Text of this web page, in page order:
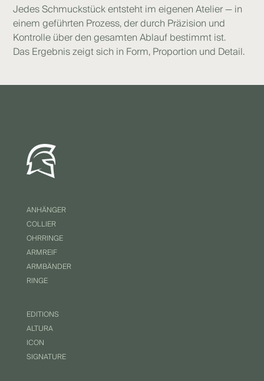
Jedes Schmuckstück entsteht im eigenen Atelier — in
einem geführten Prozess, der durch Präzision und
Kontrolle über den gesamten Ablauf bestimmt ist.
Das Ergebnis zeigt sich in Form, Proportion und Detail.
ANHÄNGER
COLLIER
OHRRINGE
ARMREIF
ARMBÄNDER
RINGE
EDITIONS
ALTURA
ICON
SIGNATURE